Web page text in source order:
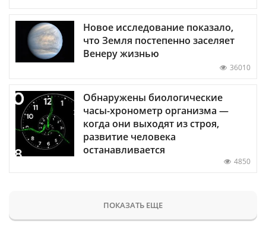
Новое исследование показало,
что Земля постепенно заселяет
Венеру жизнью
36010
Обнаружены биологические
часы-хронометр организма —
когда они выходят из строя,
развитие человека
останавливается
4850
ПОКАЗАТЬ ЕЩЕ